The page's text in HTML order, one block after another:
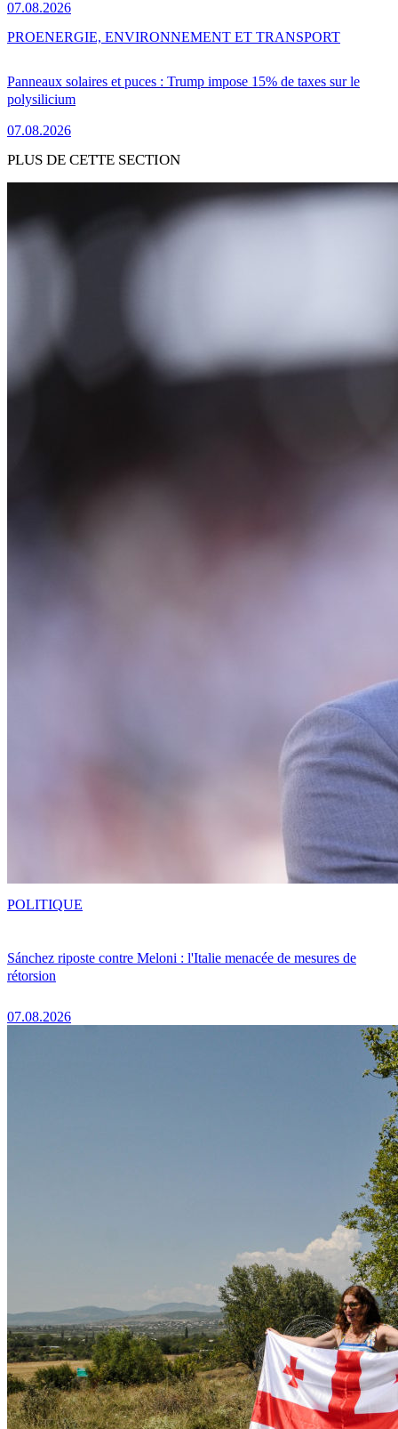
07.08.2026
Panneaux solaires et puces : Trump impose 15% de taxes sur le
polysilicium
07.08.2026
PROENERGIE, ENVIRONNEMENT ET TRANSPORT
PLUS DE CETTE SECTION
Sánchez riposte contre Meloni : l'Italie menacée de mesures de
rétorsion
07.08.2026
POLITIQUE